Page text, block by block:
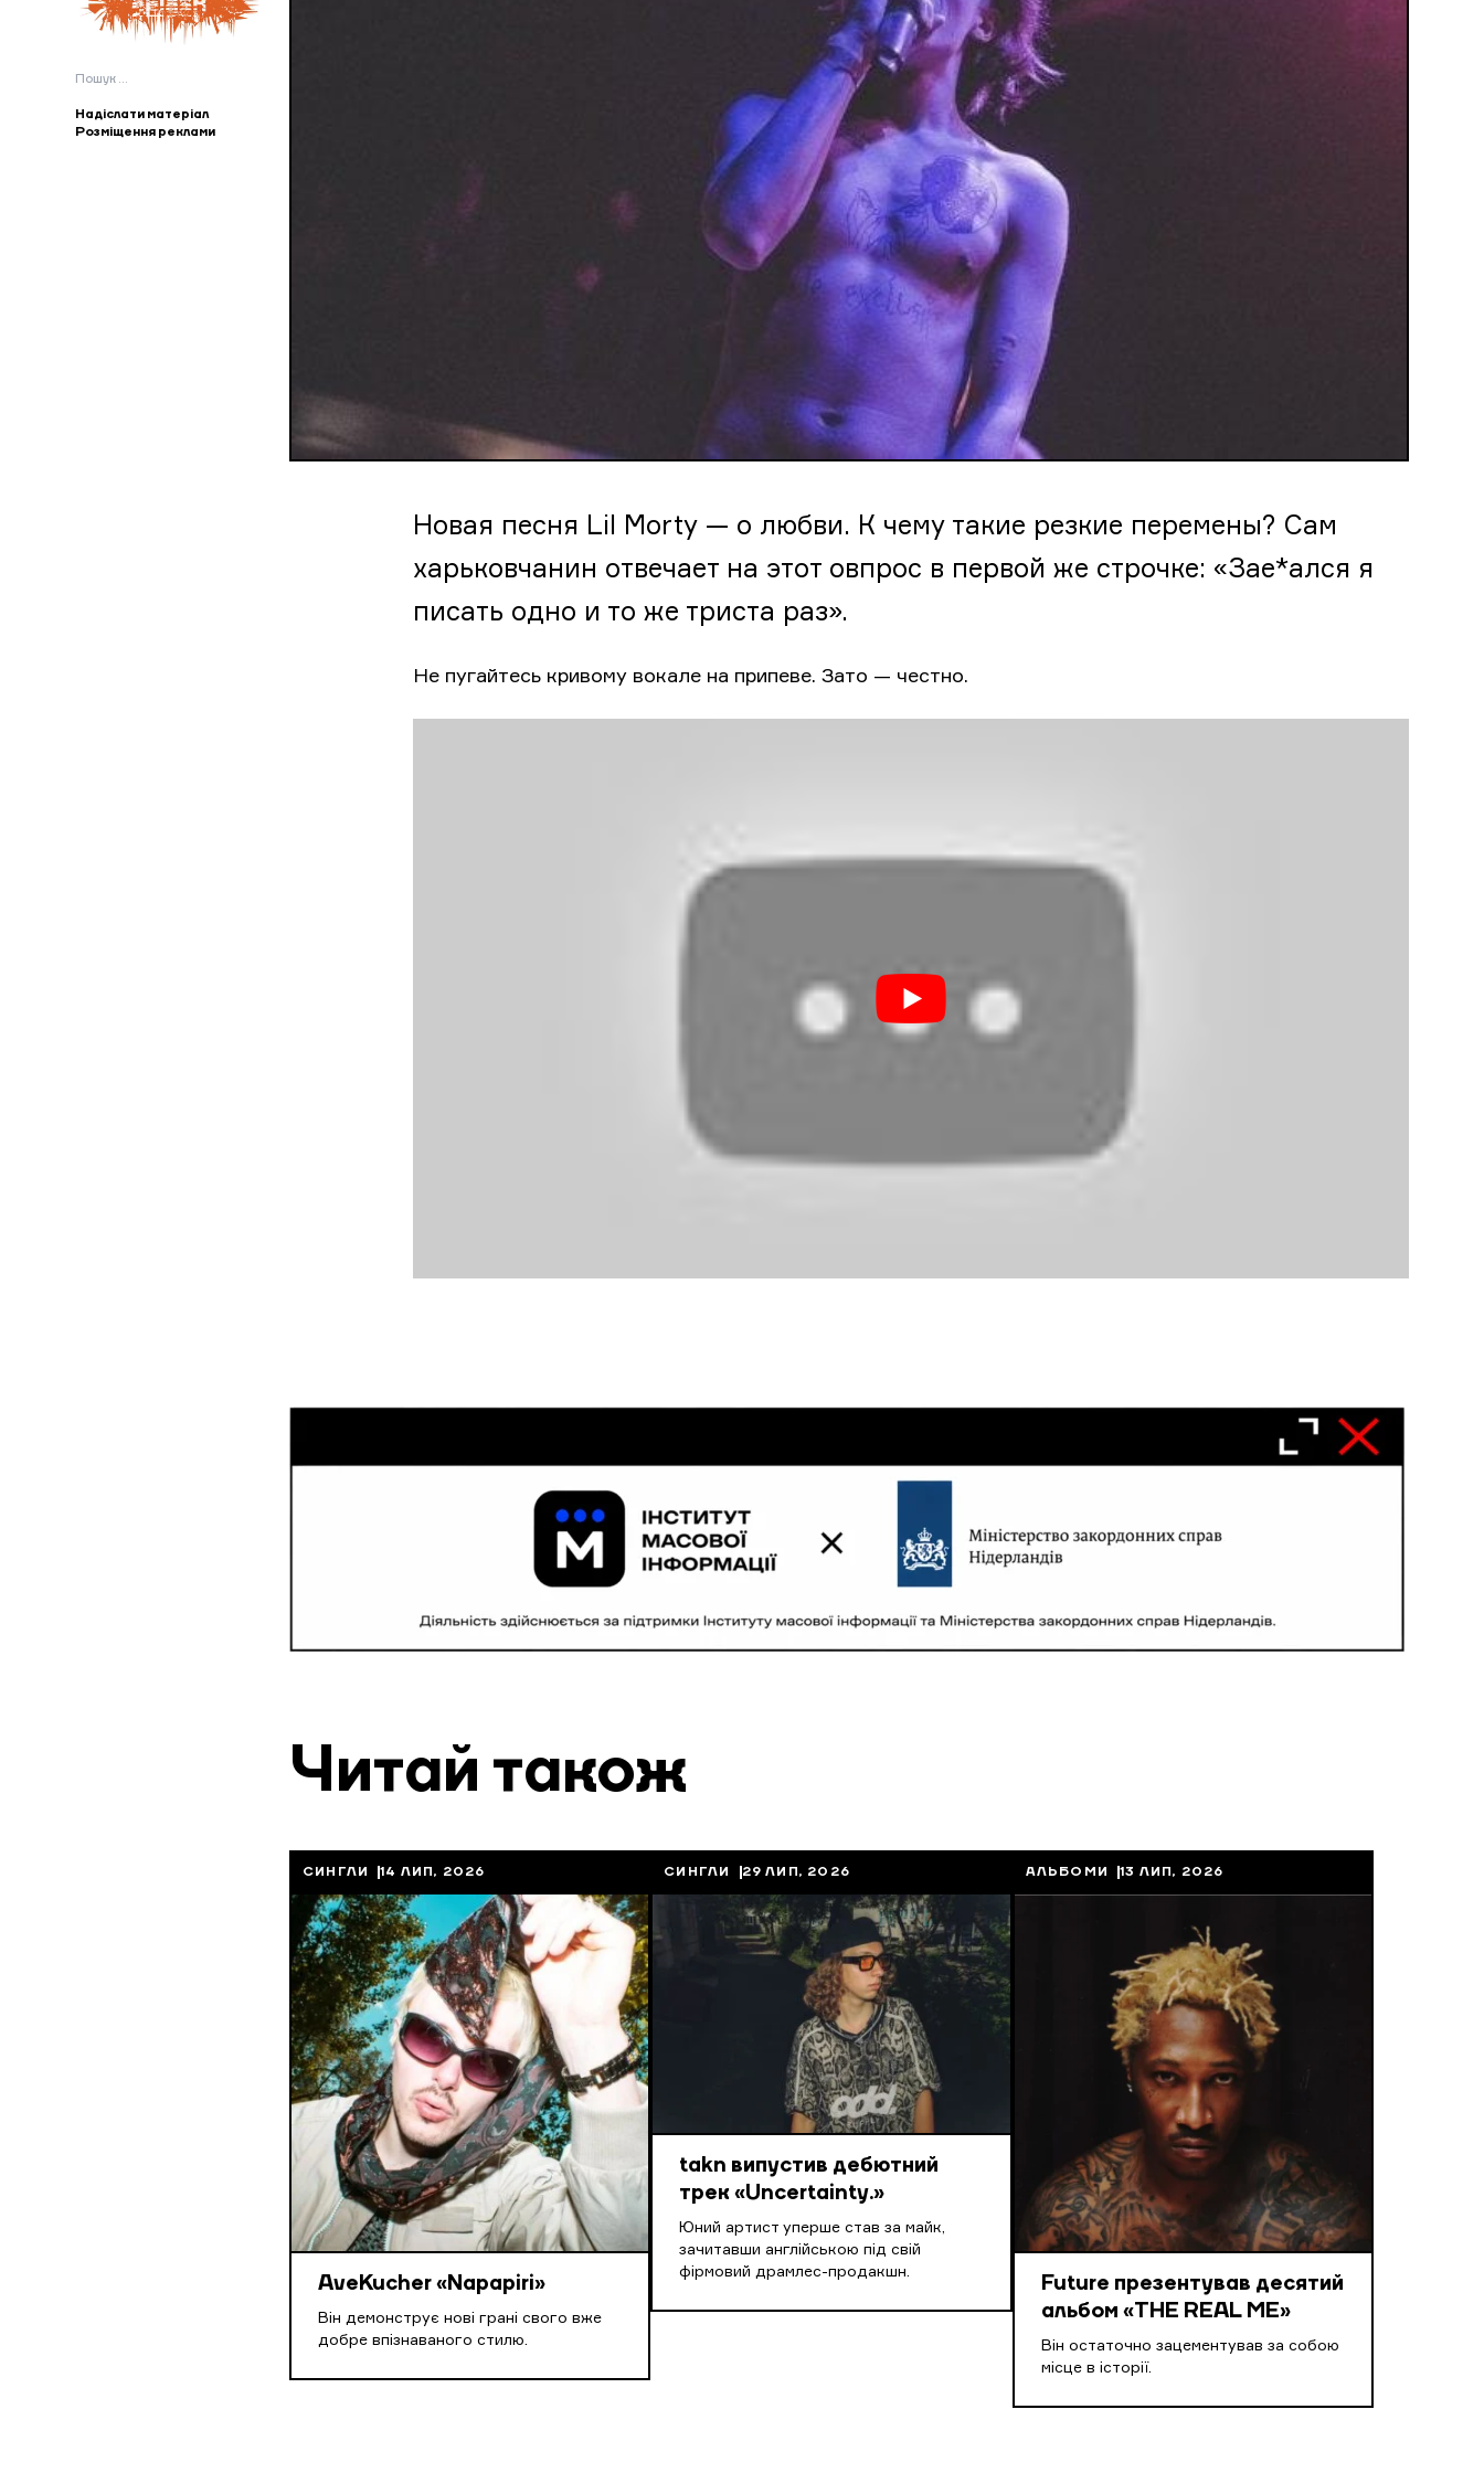
Пошук:
Надіслати матеріал
Розміщення реклами
Новая песня Lil Morty — о любви. К чему такие резкие перемены? Сам
харьковчанин отвечает на этот овпрос в первой же строчке: «Зае*ался я
писать одно и то же триста раз».
Не пугайтесь кривому вокале на припеве. Зато — честно.
Читай також
СИНГЛИ 14 ЛИП, 2026
AveKucher «Napapiri»
Він демонструє нові грані свого вже
добре впізнаваного стилю.
СИНГЛИ 29 ЛИП, 2026
takn випустив дебютний
трек «Uncertainty.»
Юний артист уперше став за майк,
зачитавши англійською під свій
фірмовий драмлес-продакшн.
АЛЬБОМИ 13 ЛИП, 2026
Future презентував десятий
альбом «THE REAL ME»
Він остаточно зацементував за собою
місце в історії.